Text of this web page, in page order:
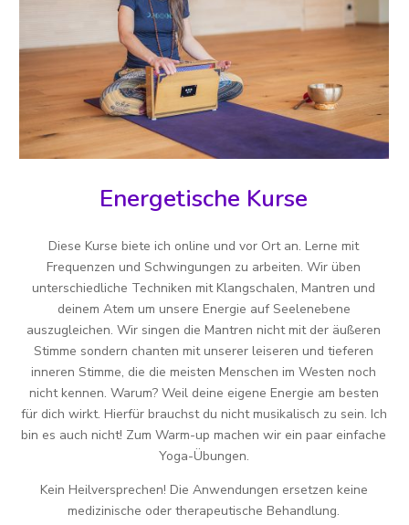
Energetische Kurse
Diese Kurse biete ich online und vor Ort an. Lerne mit
Frequenzen und Schwingungen zu arbeiten. Wir üben
unterschiedliche Techniken mit Klangschalen, Mantren und
deinem Atem um unsere Energie auf Seelenebene
auszugleichen. Wir singen die Mantren nicht mit der äußeren
Stimme sondern chanten mit unserer leiseren und tieferen
inneren Stimme, die die meisten Menschen im Westen noch
nicht kennen. Warum? Weil deine eigene Energie am besten
für dich wirkt. Hierfür brauchst du nicht musikalisch zu sein. Ich
bin es auch nicht! Zum Warm-up machen wir ein paar einfache
Yoga-Übungen.
Kein Heilversprechen! Die Anwendungen ersetzen keine
medizinische oder therapeutische Behandlung.